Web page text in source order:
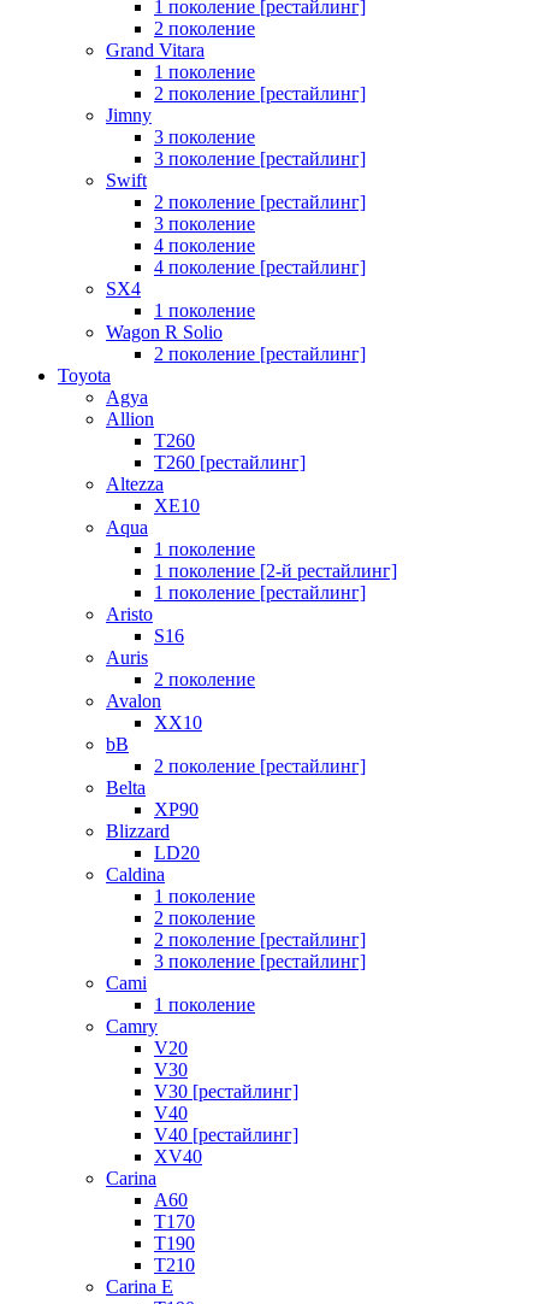
1 поколение [рестайлинг]
2 поколение
Grand Vitara
1 поколение
2 поколение [рестайлинг]
Jimny
3 поколение
3 поколение [рестайлинг]
Swift
2 поколение [рестайлинг]
3 поколение
4 поколение
4 поколение [рестайлинг]
SX4
1 поколение
Wagon R Solio
2 поколение [рестайлинг]
Toyota
Agya
Allion
T260
T260 [рестайлинг]
Altezza
XE10
Aqua
1 поколение
1 поколение [2-й рестайлинг]
1 поколение [рестайлинг]
Aristo
S16
Auris
2 поколение
Avalon
XX10
bB
2 поколение [рестайлинг]
Belta
XP90
Blizzard
LD20
Caldina
1 поколение
2 поколение
2 поколение [рестайлинг]
3 поколение [рестайлинг]
Cami
1 поколение
Camry
V20
V30
V30 [рестайлинг]
V40
V40 [рестайлинг]
XV40
Carina
A60
T170
T190
T210
Carina E